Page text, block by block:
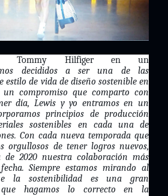
de Tommy Hilfiger en un
decididos a ser una de las
estilo de vida de diseño sostenible en
compromiso que comparto con
día, Lewis y yo entramos en un
principios de producción
sostenibles en cada una de
Con cada nueva temporada que
orgullosos de tener logros nuevos,
2020 nuestra colaboración más
Siempre estamos mirando al
la sostenibilidad es una gran
hagamos lo correcto en la